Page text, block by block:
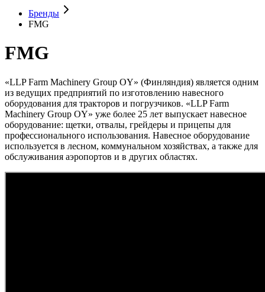
Бренды
FMG
FMG
«LLP Farm Machinery Group OY» (Финляндия) является одним
из ведущих предприятий по изготовлению навесного
оборудования для тракторов и погрузчиков. «LLP Farm
Machinery Group OY» уже более 25 лет выпускает навесное
оборудование: щетки, отвалы, грейдеры и прицепы для
профессионального использования. Навесное оборудование
используется в лесном, коммунальном хозяйствах, а также для
обслуживания аэропортов и в других областях.